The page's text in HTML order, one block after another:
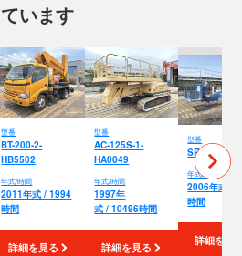
ています
型番
BT-200-2-
HB5502
年式/時間
2011年式 / 1994
時間
詳細を見る
型番
AC-125S-1-
HA0049
年式/時間
1997年
式 / 10496時間
詳細を見る
型番
SR18A-
年式/時間
2006年式 /
時間
詳細を見